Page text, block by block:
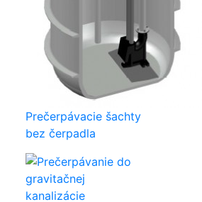
Prečerpávacie šachty
bez čerpadla